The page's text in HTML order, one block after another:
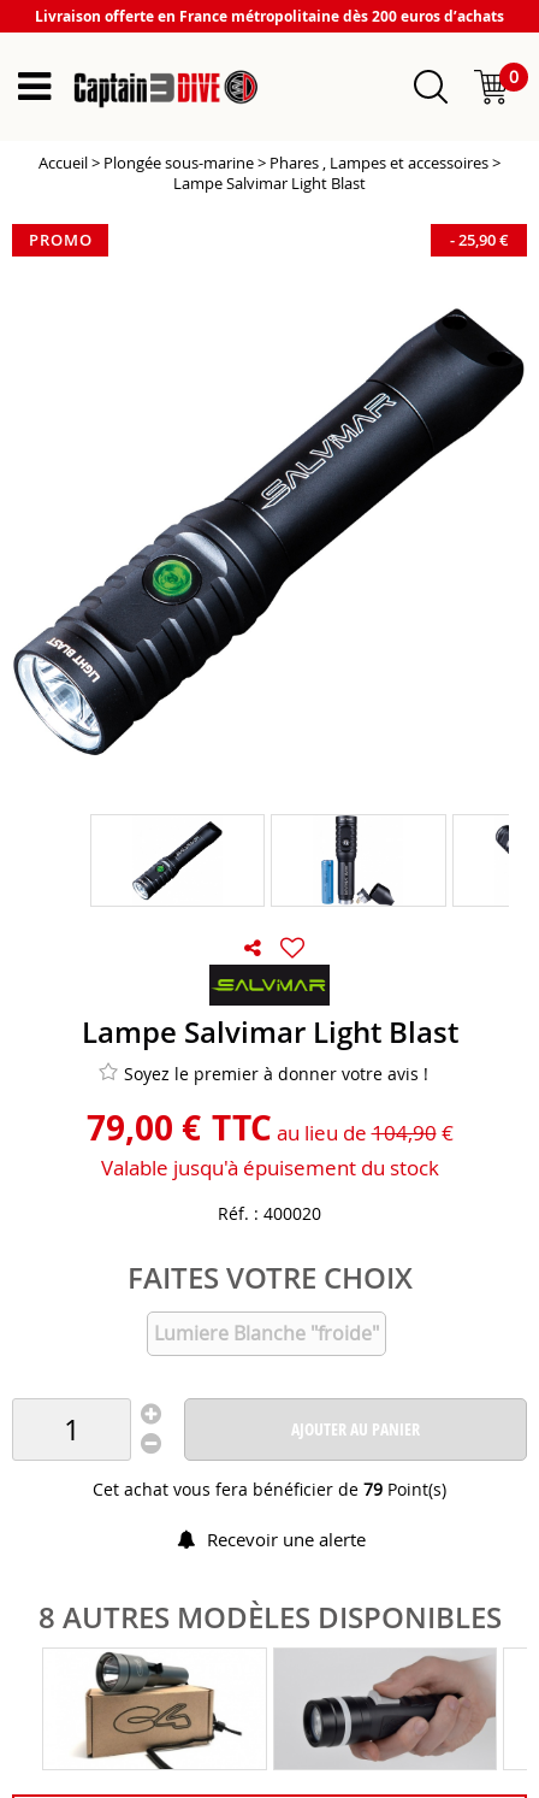
Livraison offerte en France métropolitaine dès 200 euros d’achats
0
Accueil> Plongée sous-marine> Phares , Lampes et accessoires>
Lampe Salvimar Light Blast
PROMO -25,90€
Lampe Salvimar Light Blast
Soyez le premier à donner votre avis !
79,00 € TTC au lieu de104,90€
Valable jusqu'à épuisement du stock
Réf. : 400020
FAITES VOTRE CHOIX
Lumiere Blanche "froide"
AJOUTER AU PANIER
Cet achat vous fera bénéficier de 79 Point(s)
Recevoir une alerte
8 AUTRES MODÈLES DISPONIBLES